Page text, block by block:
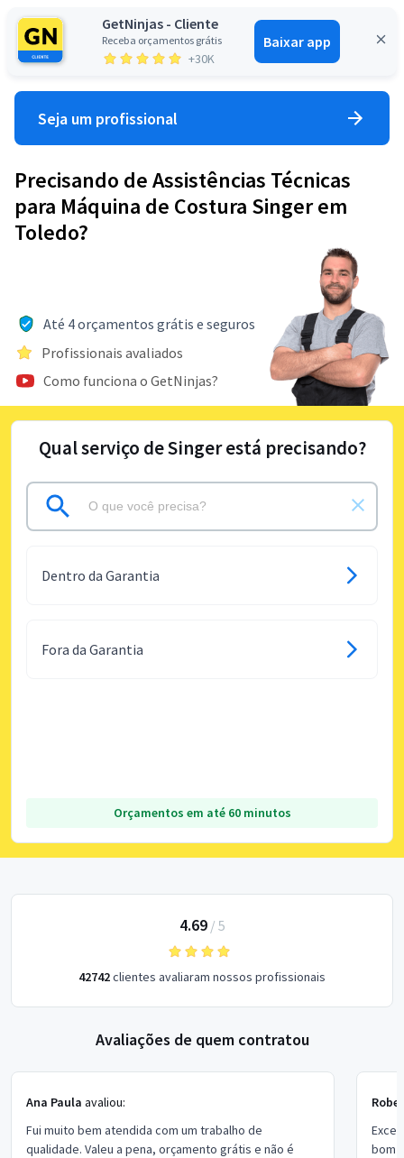
GetNinjas - Cliente
Receba orçamentos grátis
+30K
Baixar app
Entrar
Seja um profissional
Precisando de Assistências Técnicas
para Máquina de Costura Singer em
Toledo?
Até 4 orçamentos grátis e seguros
Profissionais avaliados
Como funciona o GetNinjas?
Qual serviço de Singer está precisando?
Dentro da Garantia
Fora da Garantia
Orçamentos em até 60 minutos
4.69/ 5
42742clientes avaliaram nossos profissionais
Avaliações de quem contratou
Ana Paula avaliou:
Fui muito bem atendida com um trabalho de
qualidade. Valeu a pena, orçamento grátis e não é
bom